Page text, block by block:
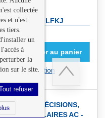
ET
D'AJACCIO LFKJ
€
Ajouter au panier
d'utilisation
ARRÊTÉS, DÉCISIONS,
ET CIRCULAIRES AC -
en
haut
collectée
et n'est
tiers.
un
à
la
sur le site.
refuser